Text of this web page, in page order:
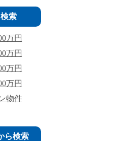
索
万円
万円
万円
万円
物件
ら検索